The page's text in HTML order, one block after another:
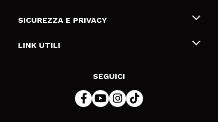
Gift Cards
Spedizioni & Resi
Metodi di pagamamento
SICUREZZA E PRIVACY
Termini e condizioni
LINK UTILI
SEGUICI